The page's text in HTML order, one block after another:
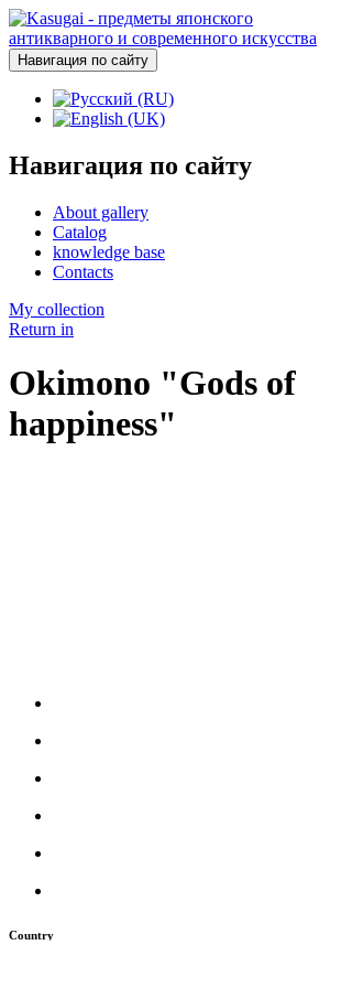
Навигация по сайту
Навигация по сайту
About gallery
Catalog
knowledge base
Contacts
My collection
Return in
Okimono "Gods of
happiness"
Country